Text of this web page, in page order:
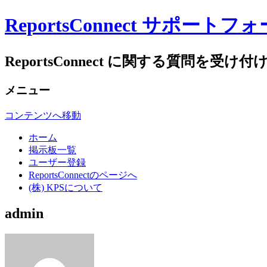
ReportsConnect サポートフォ
ReportsConnect に関する質問を受け付
メニュー
コンテンツへ移動
ホーム
掲示板一覧
ユーザー登録
ReportsConnectのページへ
(株) KPSについて
admin